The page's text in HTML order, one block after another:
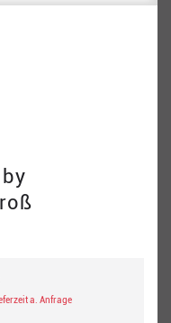
a. Anfrage